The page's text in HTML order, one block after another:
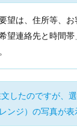
望は、住所等、
望連絡先と時間
したのですが、
ンジ）の写真が表